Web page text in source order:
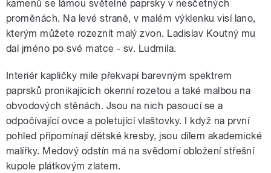
kamenů se lámou světelné paprsky v nesčetných
proměnách. Na levé straně, v malém výklenku visí lano,
kterým můžete rozeznít malý zvon. Ladislav Koutný mu
dal jméno po své matce - sv. Ludmila.
Interiér kapličky mile překvapí barevným spektrem
paprsků pronikajících okenní rozetou a také malbou na
obvodových stěnách. Jsou na nich pasoucí se a
odpočívající ovce a poletující vlaštovky. I když na první
pohled připomínají dětské kresby, jsou dílem akademické
malířky. Medový odstín má na svědomí obložení střešní
kupole plátkovým zlatem.